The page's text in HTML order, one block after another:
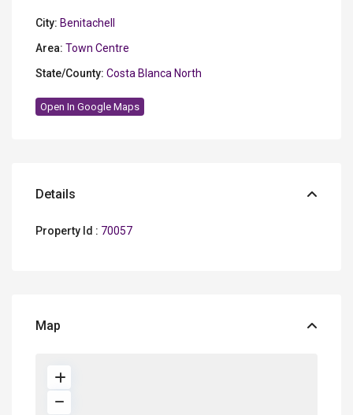
City: Benitachell
Area: Town Centre
State/County: Costa Blanca North
Open In Google Maps
Details
Property Id : 70057
Map